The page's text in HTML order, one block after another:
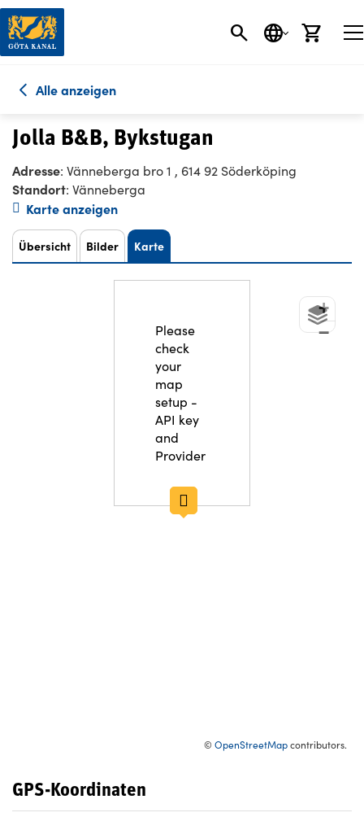
SEARCH
SPRACHE
Alle anzeigen
Jolla B&B, Bykstugan
Adresse: Vänneberga bro 1 , 614 92 Söderköping
Standort: Vänneberga
Karte anzeigen
Übersicht Bilder Karte
Please
check
your
map
setup -
API key
and
Provider
© OpenStreetMapcontributors.
+
−
GPS-Koordinaten